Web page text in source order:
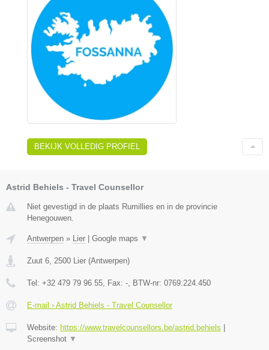
BEKIJK VOLLEDIG PROFIEL
Astrid Behiels - Travel Counsellor
Niet gevestigd in de plaats Rumillies en in de provincie
Henegouwen.
Antwerpen » Lier Google maps ▼
Zuut 6 2500 Lier (Antwerpen)
Tel: +32 479 79 96 55 , Fax: - , BTW-nr: 0769.224.450
E-mail › Astrid Behiels - Travel Counsellor
Website: https://www.travelcounsellors.be/astrid.behiels
Screenshot ▼